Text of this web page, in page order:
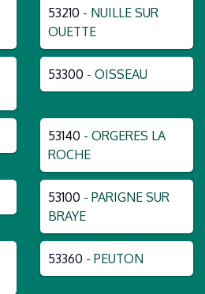
53210 - NUILLE SUR
OUETTE
53300 - OISSEAU
53140 - ORGERES LA
ROCHE
53100 - PARIGNE SUR
BRAYE
53360 - PEUTON